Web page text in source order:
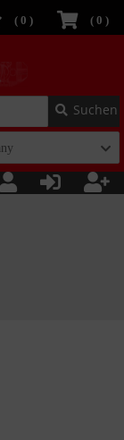
( 0 )
( 0 )
Suchen